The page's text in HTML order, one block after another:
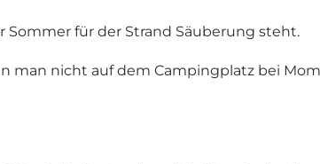
Sommer für der Strand Säuberung steht.
man nicht auf dem Campingplatz bei